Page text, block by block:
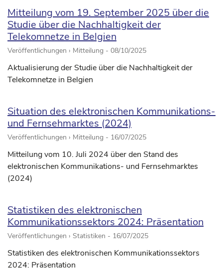
Mitteilung vom 19. September 2025 über die
Studie über die Nachhaltigkeit der
Telekomnetze in Belgien
Veröffentlichungen › Mitteilung - 08/10/2025
Aktualisierung der Studie über die Nachhaltigkeit der
Telekomnetze in Belgien
Situation des elektronischen Kommunikations-
und Fernsehmarktes (2024)
Veröffentlichungen › Mitteilung - 16/07/2025
Mitteilung vom 10. Juli 2024 über den Stand des
elektronischen Kommunikations- und Fernsehmarktes
(2024)
Statistiken des elektronischen
Kommunikationssektors 2024: Präsentation
Veröffentlichungen › Statistiken - 16/07/2025
Statistiken des elektronischen Kommunikationssektors
2024: Präsentation